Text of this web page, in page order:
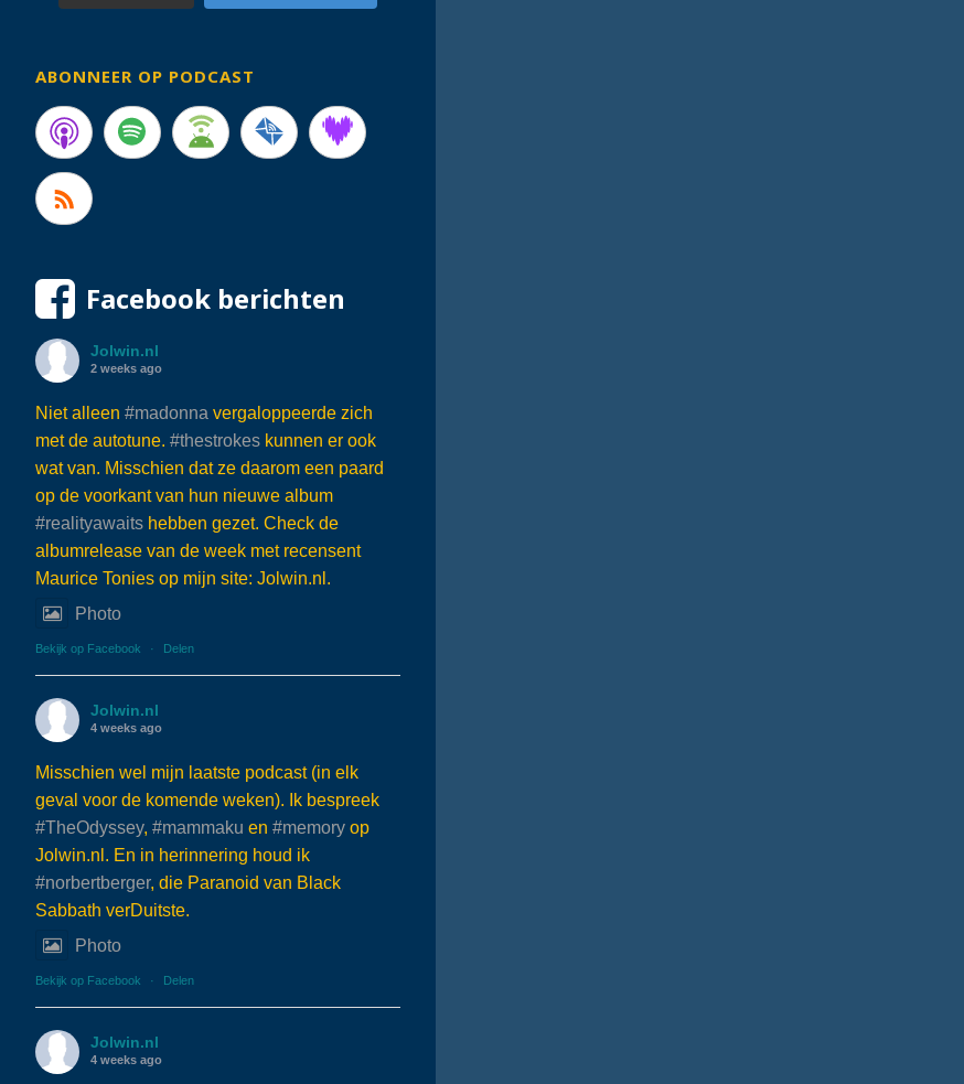
ABONNEER OP PODCAST
Facebook berichten
Jolwin.nl
2 weeks ago
Niet alleen #madonna vergaloppeerde zich
met de autotune. #thestrokes kunnen er ook
wat van. Misschien dat ze daarom een paard
op de voorkant van hun nieuwe album
#realityawaits hebben gezet. Check de
albumrelease van de week met recensent
Maurice Tonies op mijn site: Jolwin.nl.
Photo
Bekijk op Facebook · Delen
Jolwin.nl
4 weeks ago
Misschien wel mijn laatste podcast (in elk
geval voor de komende weken). Ik bespreek
#TheOdyssey, #mammaku en #memory op
Jolwin.nl. En in herinnering houd ik
#norbertberger, die Paranoid van Black
Sabbath verDuitste.
Photo
Bekijk op Facebook · Delen
Jolwin.nl
4 weeks ago